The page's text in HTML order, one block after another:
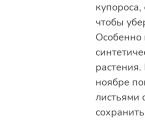
чтобы
Особенно
ноябре
листьями